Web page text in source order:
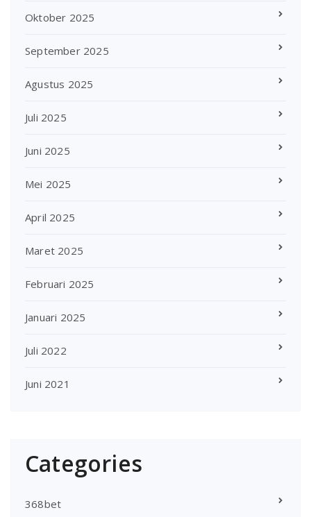
Oktober 2025
September 2025
Agustus 2025
Juli 2025
Juni 2025
Mei 2025
April 2025
Maret 2025
Februari 2025
Januari 2025
Juli 2022
Juni 2021
Categories
368bet